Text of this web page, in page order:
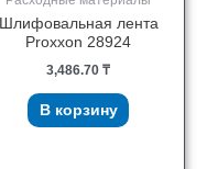
Шлифовальная лента
Proxxon 28924
3,486.70 ₸
В корзину